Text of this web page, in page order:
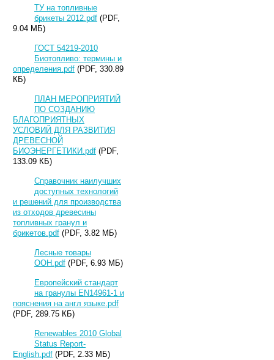
ТУ на топливные
брикеты 2012.pdf (PDF,
9.04 МБ)
ГОСТ 54219-2010
Биотопливо: термины и
определения.pdf (PDF, 330.89
КБ)
ПЛАН МЕРОПРИЯТИЙ
ПО СОЗДАНИЮ
БЛАГОПРИЯТНЫХ
УСЛОВИЙ ДЛЯ РАЗВИТИЯ
ДРЕВЕСНОЙ
БИОЭНЕРГЕТИКИ.pdf (PDF,
133.09 КБ)
Справочник наилучших
доступных технологий
и решений для производства
из отходов древесины
топливных гранул и
брикетов.pdf (PDF, 3.82 МБ)
Лесные товары
ООН.pdf (PDF, 6.93 МБ)
Европейский стандарт
на гранулы EN14961-1 и
пояснения на англ языке.pdf
(PDF, 289.75 КБ)
Renewables 2010 Global
Status Report-
English.pdf (PDF, 2.33 МБ)